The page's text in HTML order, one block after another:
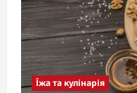
Їжа та кулінарія